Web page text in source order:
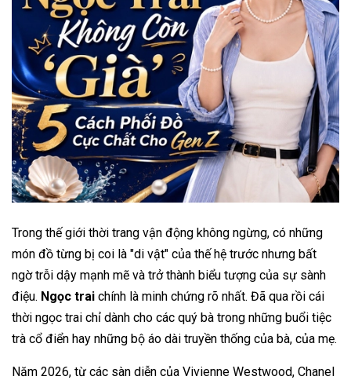
Trong thế giới thời trang vận động không ngừng, có những
món đồ từng bị coi là "di vật" của thế hệ trước nhưng bất
ngờ trỗi dậy mạnh mẽ và trở thành biểu tượng của sự sành
điệu. Ngọc trai chính là minh chứng rõ nhất. Đã qua rồi cái
thời ngọc trai chỉ dành cho các quý bà trong những buổi tiệc
trà cổ điển hay những bộ áo dài truyền thống của bà, của mẹ.
Năm 2026, từ các sàn diễn của Vivienne Westwood, Chanel